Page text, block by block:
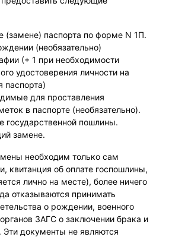
(замене) паспорта по форме N 1П.
(необязательно)
(+ 1 при необходимости
удостоверения личности на
паспорта)
для проставления
в паспорте (необязательно).
государственной пошлины.
замене.
необходим только сам
квитанция об оплате госпошлины,
лично на месте), более ничего
отказываются принимать
о рождении, военного
ЗАГС о заключении брака и
Эти документы не являются